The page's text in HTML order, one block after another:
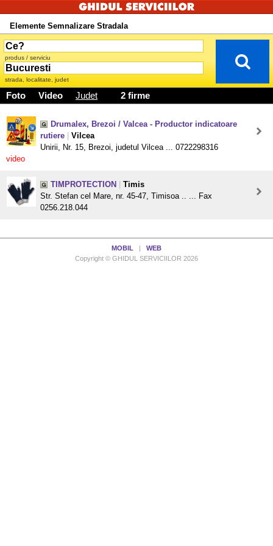
Elemente Semnalizare Stradala
produs / serviciu
strada, localitate, judet
Foto Video Judet 2 firme
Drumalex, Brezoi / Valcea - Productor indicatoare
rutiere
Vilcea
Unirii, Nr. 15, Brezoi, judetul Vilcea ... 0722298316
video
TIMPROTECTION
Timis
Str. Stefan cel Mare, nr. 45-47, Timisoa .. ... Fax
0256.218.044
MOBIL
WEB
Copyright © GHIDUL SERVICIILOR 2026